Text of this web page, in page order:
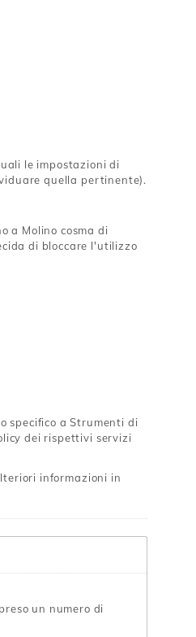
le impostazioni di
quella pertinente).
a Molino cosma di
di bloccare l'utilizzo
specifico a Strumenti di
dei rispettivi servizi
informazioni in
un numero di